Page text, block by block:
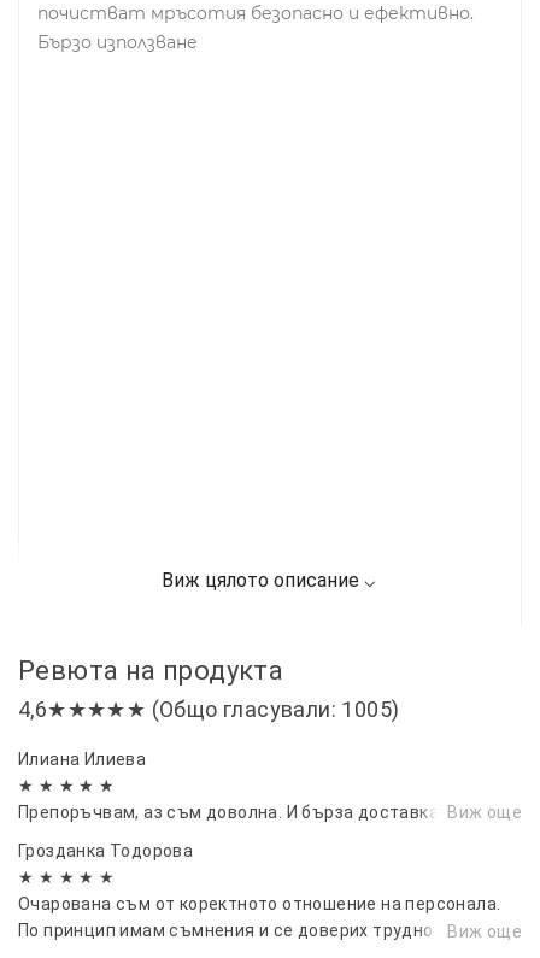
почистват мръсотия безопасно и ефективно.
Бързо използване
Ревюта на продукта
4,6★★★★★ (Общо гласували: 1005)
Илиана Илиева
★ ★ ★ ★ ★
Препоръчвам, аз съм доволна. И бърза доставка
Виж още
Гроздaнка Тодорова
★ ★ ★ ★ ★
Очарована съм от коректното отношение на персонала.
По принцип имам съмнения и се доверих трудно. Доволна
Виж още